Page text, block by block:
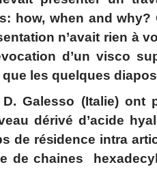
how, when and why?
n’avait rien à
d’un visco
les quelques
Galesso (Italie) ont
dérivé d’acide
de résidence intra
de chaines